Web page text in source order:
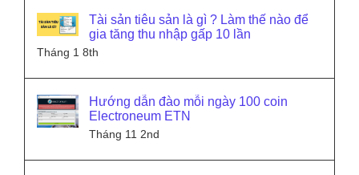
Tài sản tiêu sản là gì ? Làm thế nào để
gia tăng thu nhập gấp 10 lần
Tháng 1 8th
Hướng dẫn đào mỗi ngày 100 coin
Electroneum ETN
Tháng 11 2nd